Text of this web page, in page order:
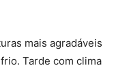
mais agradáveis
Tarde com clima